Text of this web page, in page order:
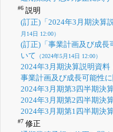
#6説明
(訂正)「2024年3月期決算
月14日 12:00）
(訂正)「事業計画及び成長
いて （2024年5月14日 12:00）
2024年3月期決算説明資料
事業計画及び成長可能性
2024年3月期第3四半期決
2024年3月期第2四半期決
2024年3月期第1四半期決
#7 修正